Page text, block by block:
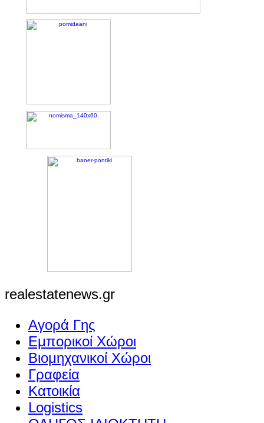
realestatenews.gr
Αγορά Γης
Εμπορικοί Χώροι
Βιομηχανικοί Χώροι
Γραφεία
Κατοικία
Logistics